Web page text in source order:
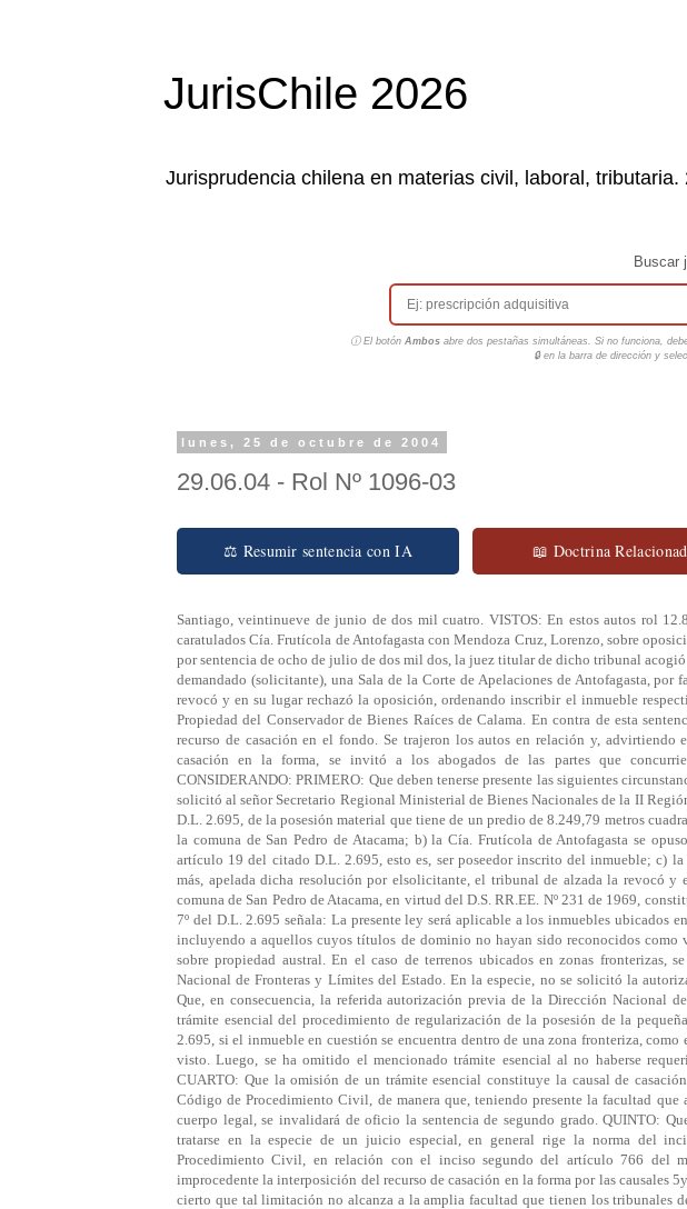
JurisChile 2026
Jurisprudencia chilena en materias civil, laboral,
Buscar
ⓘ El botón Ambosabre dos pestañas simultáneas. Si no funciona,
🔒 en la barra de dirección y
lunes, 25 de octubre de 2004
29.06.04 - Rol Nº 1096-03
⚖ Resumir sentencia con IA 📖 Doctrina
Santiago, veintinueve de junio de dos mil cuatro. VISTOS: En estos autos rol
caratulados Cía. Frutícola de Antofagasta con Mendoza Cruz, Lorenzo, sobre
por sentencia de ocho de julio de dos mil dos, la juez titular de dicho tribunal
demandado (solicitante), una Sala de la Corte de Apelaciones de Antofagasta,
revocó y en su lugar rechazó la oposición, ordenando inscribir el inmueble
Propiedad del Conservador de Bienes Raíces de Calama. En contra de esta
recurso de casación en el fondo. Se trajeron los autos en relación y,
casación en la forma, se invitó a los abogados de las partes que
CONSIDERANDO: PRIMERO: Que deben tenerse presente las siguientes
solicitó al señor Secretario Regional Ministerial de Bienes Nacionales de la II
D.L. 2.695, de la posesión material que tiene de un predio de 8.249,79 metros
la comuna de San Pedro de Atacama; b) la Cía. Frutícola de Antofagasta se
artículo 19 del citado D.L. 2.695, esto es, ser poseedor inscrito del inmueble; c)
más, apelada dicha resolución por elsolicitante, el tribunal de alzada la revocó y
comuna de San Pedro de Atacama, en virtud del D.S. RR.EE. Nº 231 de 1969,
7º del D.L. 2.695 señala: La presente ley será aplicable a los inmuebles ubicados
incluyendo a aquellos cuyos títulos de dominio no hayan sido reconocidos como
sobre propiedad austral. En el caso de terrenos ubicados en zonas fronterizas,
Nacional de Fronteras y Límites del Estado. En la especie, no se solicitó la
Que, en consecuencia, la referida autorización previa de la Dirección Nacional
trámite esencial del procedimiento de regularización de la posesión de la
2.695, si el inmueble en cuestión se encuentra dentro de una zona fronteriza, como
visto. Luego, se ha omitido el mencionado trámite esencial al no haberse
CUARTO: Que la omisión de un trámite esencial constituye la causal de
Código de Procedimiento Civil, de manera que, teniendo presente la facultad
cuerpo legal, se invalidará de oficio la sentencia de segundo grado. QUINTO:
tratarse en la especie de un juicio especial, en general rige la norma del
Procedimiento Civil, en relación con el inciso segundo del artículo 766 del
improcedente la interposición del recurso de casación en la forma por las causales
cierto que tal limitación no alcanza a la amplia facultad que tienen los tribunales